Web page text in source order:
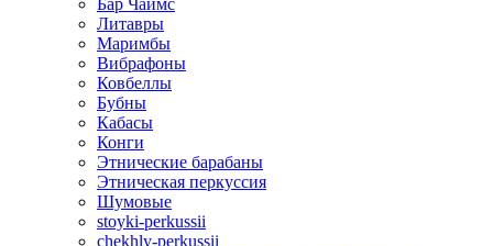
Бар Чаймс
Литавры
Маримбы
Вибрафоны
Ковбеллы
Бубны
Кабасы
Конги
Этнические барабаны
Этническая перкуссия
Шумовые
stoyki-perkussii
chekhly-perkussii